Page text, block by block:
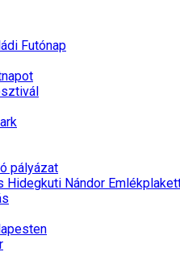
Futónap
pályázat
Hidegkuti Nándor